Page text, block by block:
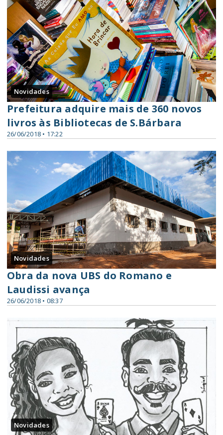
Novidades
26/06/2018 • 17:22
Prefeitura adquire mais de 360 novos
livros às Bibliotecas de S.Bárbara
Novidades
26/06/2018 • 08:37
Obra da nova UBS do Romano e
Laudissi avança
Novidades